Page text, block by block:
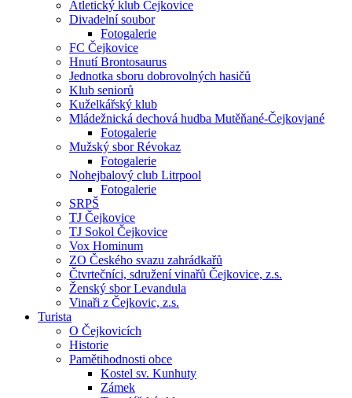
Atletický klub Čejkovice
Divadelní soubor
Fotogalerie
FC Čejkovice
Hnutí Brontosaurus
Jednotka sboru dobrovolných hasičů
Klub seniorů
Kuželkářský klub
Mládežnická dechová hudba Mutěňané-Čejkovjané
Fotogalerie
Mužský sbor Révokaz
Fotogalerie
Nohejbalový club Litrpool
Fotogalerie
SRPŠ
TJ Čejkovice
TJ Sokol Čejkovice
Vox Hominum
ZO Českého svazu zahrádkařů
Čtvrtečníci, sdružení vinařů Čejkovice, z.s.
Ženský sbor Levandula
Vinaři z Čejkovic, z.s.
Turista
O Čejkovicích
Historie
Pamětihodnosti obce
Kostel sv. Kunhuty
Zámek